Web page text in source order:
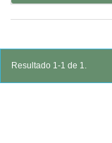
Resultado 1-1 de 1.